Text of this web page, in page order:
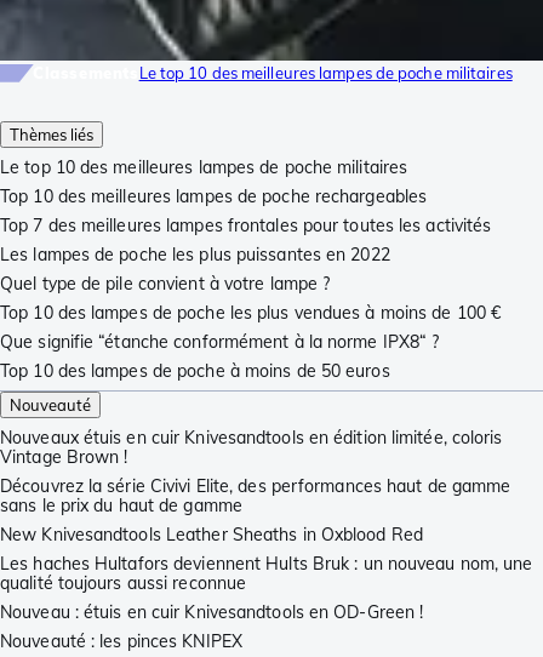
Thèmes liés
Le top 10 des meilleures lampes de poche militaires
Top 10 des meilleures lampes de poche rechargeables
Top 7 des meilleures lampes frontales pour toutes les activités
Les lampes de poche les plus puissantes en 2022
Quel type de pile convient à votre lampe ?
Top 10 des lampes de poche les plus vendues à moins de 100 €
Que signifie “étanche conformément à la norme IPX8“ ?
Top 10 des lampes de poche à moins de 50 euros
Nouveauté
Nouveaux étuis en cuir Knivesandtools en édition limitée, coloris
Vintage Brown !
Découvrez la série Civivi Elite, des performances haut de gamme
sans le prix du haut de gamme
New Knivesandtools Leather Sheaths in Oxblood Red
Les haches Hultafors deviennent Hults Bruk : un nouveau nom, une
qualité toujours aussi reconnue
Nouveau : étuis en cuir Knivesandtools en OD-Green !
Nouveauté : les pinces KNIPEX
Le top 10 des meilleures lampes de poche militaires